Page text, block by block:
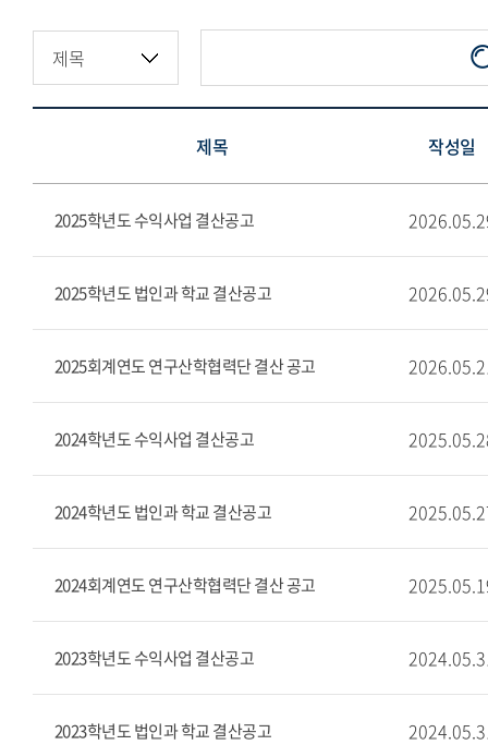
제목 작성일
2025학년도 수익사업 결산공고
2025학년도 법인과 학교 결산공고
2025회계연도 연구산학협력단 결산 공고
2024학년도 수익사업 결산공고
2024학년도 법인과 학교 결산공고
2024회계연도 연구산학협력단 결산 공고
2023학년도 수익사업 결산공고
2023학년도 법인과 학교 결산공고